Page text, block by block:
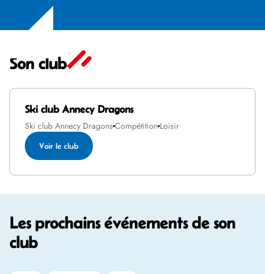
Son club
Ski club Annecy Dragons
Ski club Annecy Dragons Compétition Loisir
Voir le club
Les prochains événements de son
club